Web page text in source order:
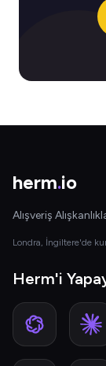
herm.io
Alışveriş
Londra, İngiltere'de
Herm'i